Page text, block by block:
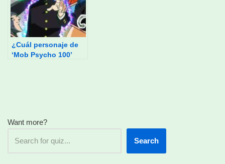
¿Cuál personaje de
‘Mob Psycho 100’
Want more?
Search